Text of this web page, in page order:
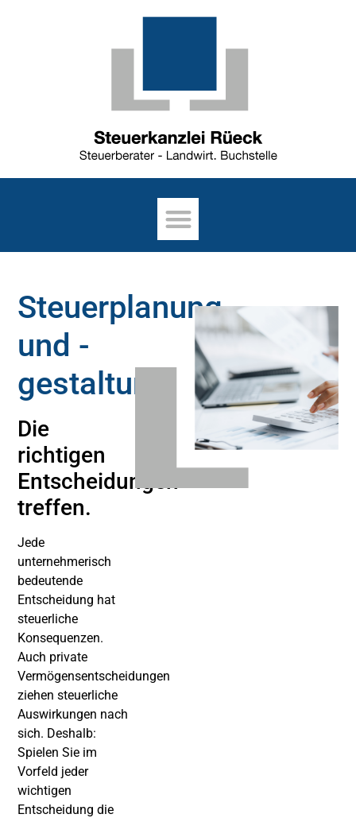
Steuerplanung
und -
gestaltung
Die
richtigen
Entscheidungen
treffen.
Jede
unternehmerisch
bedeutende
Entscheidung hat
steuerliche
Konsequenzen.
Auch private
Vermögensentscheidungen
ziehen steuerliche
Auswirkungen nach
sich. Deshalb:
Spielen Sie im
Vorfeld jeder
wichtigen
Entscheidung die